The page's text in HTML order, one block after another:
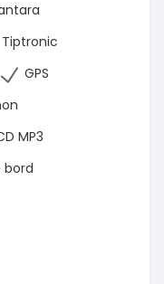
GPS
MP3
bord